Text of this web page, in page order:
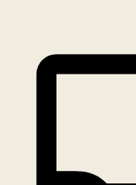
plaque
noir